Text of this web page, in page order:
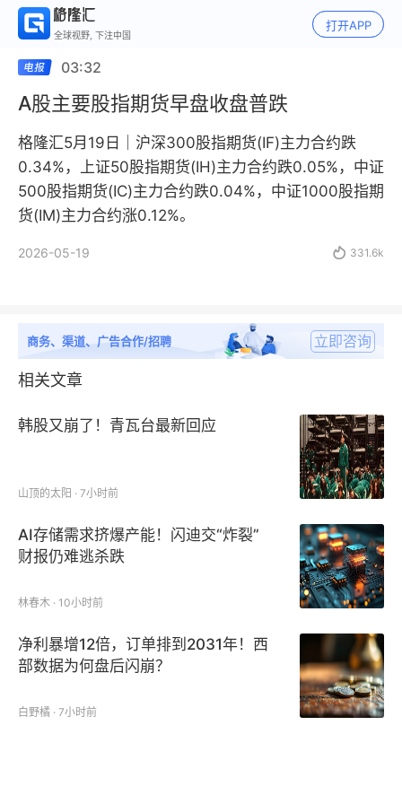
全球视野, 下注中国
打开APP
03:32
A股主要股指期货早盘收盘普跌
格隆汇5月19日｜沪深300股指期货(IF)主力合约跌
0.34%，上证50股指期货(IH)主力合约跌0.05%，中证
500股指期货(IC)主力合约跌0.04%，中证1000股指期
货(IM)主力合约涨0.12%。
2026-05-19  331.6k
商务、渠道、广告合作/招聘 立即咨询
相关文章
韩股又崩了！青瓦台最新回应
山顶的太阳 · 7小时前
AI存储需求挤爆产能！闪迪交“炸裂”
财报仍难逃杀跌
林春木 · 10小时前
净利暴增12倍，订单排到2031年！西
部数据为何盘后闪崩？
白野橘 · 7小时前